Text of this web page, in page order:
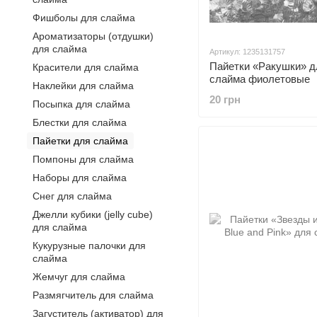
Артикул: 1235131757
Пайетки «Ракушки»
слайма фиолетовые
20 грн
Фишболы для слайма
Ароматизаторы (отдушки)
для слайма
Красители для слайма
Наклейки для слайма
Посыпка для слайма
Блестки для слайма
Пайетки для слайма
Помпоны для слайма
Наборы для слайма
Снег для слайма
Джелли кубики (jelly cube)
для слайма
Кукурузные палочки для
слайма
Жемчуг для слайма
Размягчитель для слайма
Загуститель (активатор) для